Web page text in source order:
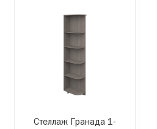
Стеллаж Гранада 1-